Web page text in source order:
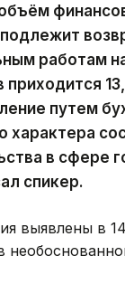
подлежит
работам
приходится
путем
характера
в сфере
спикер.
выявлены в